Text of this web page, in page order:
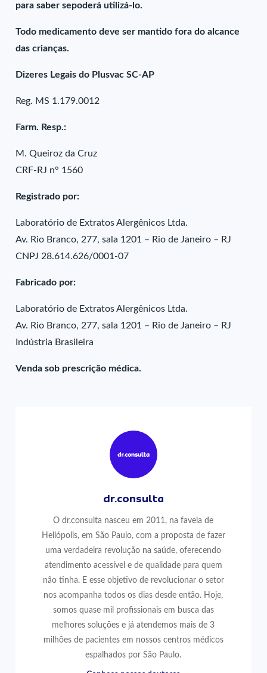
para saber sepoderá utilizá-lo.
Todo medicamento deve ser mantido fora do alcance
das crianças.
Dizeres Legais do Plusvac SC-AP
Reg. MS 1.179.0012
Farm. Resp.:
M. Queiroz da Cruz
CRF-RJ n° 1560
Registrado por:
Laboratório de Extratos Alergênicos Ltda.
Av. Rio Branco, 277, sala 1201 – Rio de Janeiro – RJ
CNPJ 28.614.626/0001-07
Fabricado por:
Laboratório de Extratos Alergênicos Ltda.
Av. Rio Branco, 277, sala 1201 – Rio de Janeiro – RJ
Indústria Brasileira
Venda sob prescrição médica.
dr.consulta
O dr.consulta nasceu em 2011, na favela de
Heliópolis, em São Paulo, com a proposta de fazer
uma verdadeira revolução na saúde, oferecendo
atendimento acessível e de qualidade para quem
não tinha. E esse objetivo de revolucionar o setor
nos acompanha todos os dias desde então. Hoje,
somos quase mil profissionais em busca das
melhores soluções e já atendemos mais de 3
milhões de pacientes em nossos centros médicos
espalhados por São Paulo.